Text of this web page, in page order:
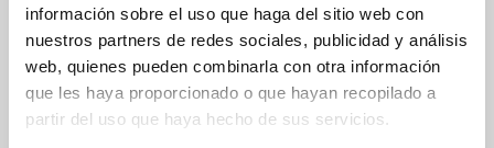
información sobre el uso que haga del sitio web con
nuestros partners de redes sociales, publicidad y análisis
web, quienes pueden combinarla con otra información
que les haya proporcionado o que hayan recopilado a
partir del uso que haya hecho de sus servicios.
UNIÓN EUROPEA
24/48h